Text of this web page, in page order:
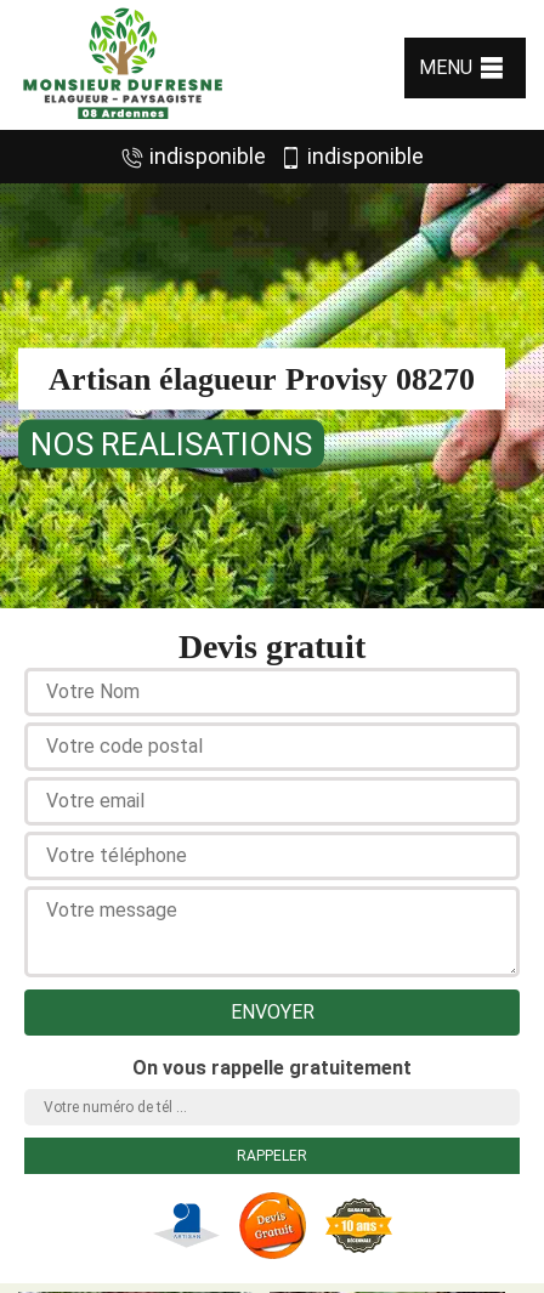
MENU
indisponible indisponible
Artisan élagueur Provisy 08270
NOS REALISATIONS
Devis gratuit
On vous rappelle gratuitement